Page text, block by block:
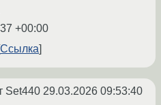
+00:00
Ссылка
Set440 29.03.2026 09:53:40